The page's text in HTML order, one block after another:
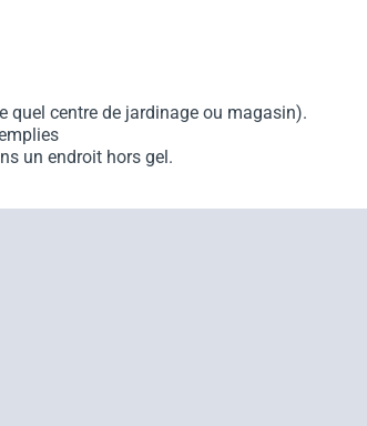
quel centre de jardinage ou magasin).
un endroit hors gel.